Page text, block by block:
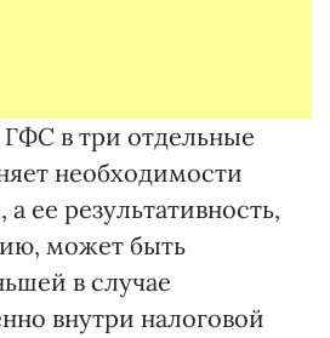
в три отдельные
необходимости
ее результативность,
может быть
в случае
внутри налоговой